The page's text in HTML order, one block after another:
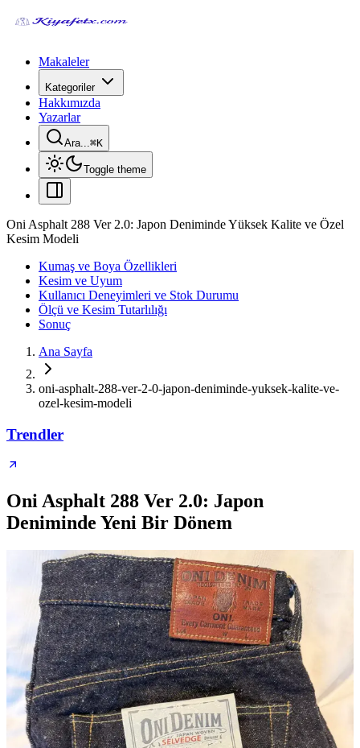
Makaleler
Kategoriler
Hakkımızda
Yazarlar
Ara...⌘K
Toggle theme
Oni Asphalt 288 Ver 2.0: Japon Deniminde Yüksek Kalite ve Özel
Kesim Modeli
Kumaş ve Boya Özellikleri
Kesim ve Uyum
Kullanıcı Deneyimleri ve Stok Durumu
Ölçü ve Kesim Tutarlılığı
Sonuç
Ana Sayfa
oni-asphalt-288-ver-2-0-japon-deniminde-yuksek-kalite-ve-
ozel-kesim-modeli
Trendler
Oni Asphalt 288 Ver 2.0: Japon
Deniminde Yeni Bir Dönem